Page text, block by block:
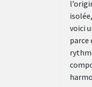
voici
parce